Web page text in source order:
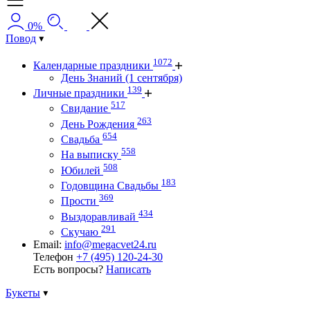
0%
Повод
Календарные праздники 1072
День Знаний (1 сентября)
Личные праздники 139
Свидание 517
День Рождения 263
Свадьба 654
На выписку 558
Юбилей 508
Годовщина Свадьбы 183
Прости 369
Выздоравливай 434
Скучаю 291
Email: info@megacvet24.ru
Телефон +7 (495) 120-24-30
Есть вопросы? Написать
Букеты